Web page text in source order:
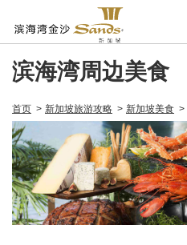
滨海湾周边美食
首页 新加坡旅游攻略 新加坡美食